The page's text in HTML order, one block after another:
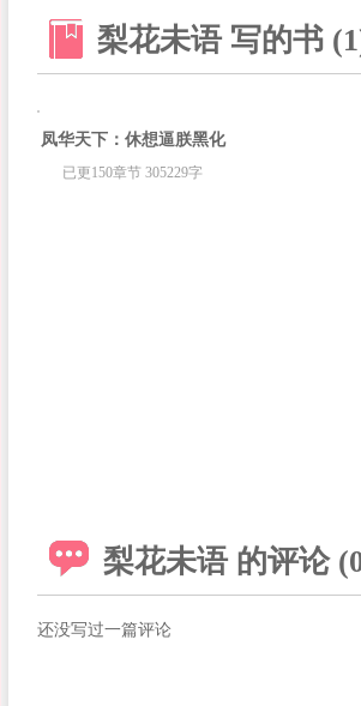
梨花未语 写的书
凤华天下：休想逼朕黑化
已更150章节 305229字
梨花未语 的评论
还没写过一篇评论